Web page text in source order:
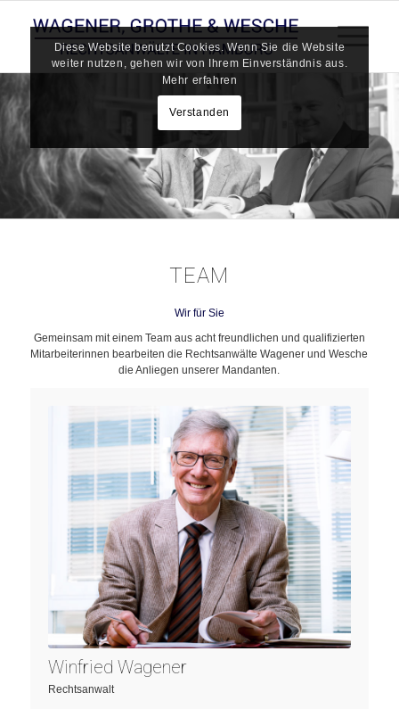
TEAM
Wir für Sie
Gemeinsam mit einem Team aus acht freundlichen und qualifizierten
Mitarbeiterinnen bearbeiten die Rechtsanwälte Wagener und Wesche
die Anliegen unserer Mandanten.
Zum Profil
Winfried Wagener
Rechtsanwalt
Diese Website benutzt Cookies. Wenn Sie die Website
weiter nutzen, gehen wir von Ihrem Einverständnis aus.
Mehr erfahren
Verstanden